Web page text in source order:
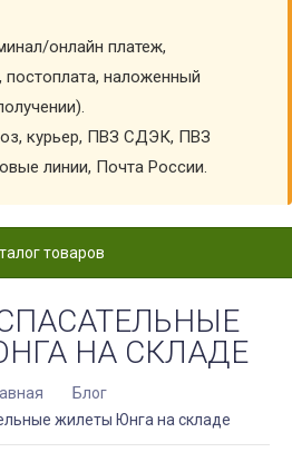
онлайн платеж,
постоплата, наложенный
курьер, ПВЗ СДЭК, ПВЗ
линии, Почта России.
товаров
НА СКЛАДЕ
Блог
жилеты Юнга на складе